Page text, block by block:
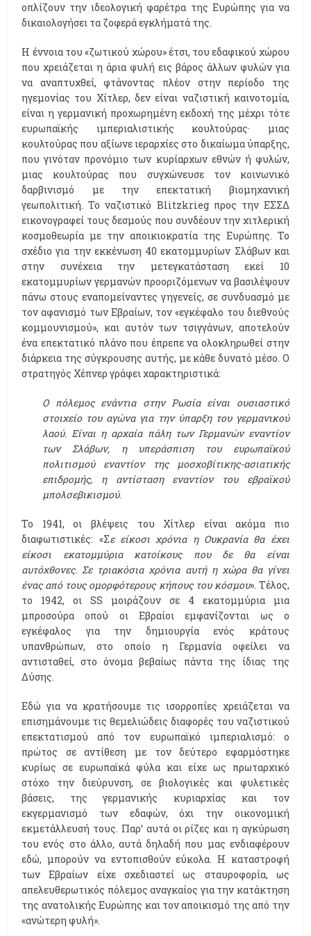
οπλίζουν την ιδεολογική φαρέτρα της Ευρώπης για να
δικαιολογήσει τα ζοφερά εγκλήματά της.
Η έννοια του «ζωτικού χώρου» έτσι, του εδαφικού χώρου
που χρειάζεται η άρια φυλή εις βάρος άλλων φυλών για
να αναπτυχθεί, φτάνοντας πλέον στην περίοδο της
ηγεμονίας του Χίτλερ, δεν είναι ναζιστική καινοτομία,
είναι η γερμανική προχωρημένη εκδοχή της μέχρι τότε
ευρωπαϊκής ιμπεριαλιστικής κουλτούρας· μιας
κουλτούρας που αξίωνε ιεραρχίες στο δικαίωμα ύπαρξης,
που γινόταν προνόμιο των κυρίαρχων εθνών ή φυλών,
μιας κουλτούρας που συγχώνευσε τoν κοινωνικό
δαρβινισμό με την επεκτατική βιομηχανική
γεωπολιτική. Το ναζιστικό Blitzkrieg προς την ΕΣΣΔ
εικονογραφεί τους δεσμούς που συνδέουν την χιτλερική
κοσμοθεωρία με την αποικιοκρατία της Ευρώπης. Το
σχέδιο για την εκκένωση 40 εκατομμυρίων Σλάβων και
στην συνέχεια την μετεγκατάσταση εκεί 10
εκατομμυρίων γερμανών προοριζόμενων να βασιλέψουν
πάνω στους εναπομείναντες γηγενείς, σε συνδυασμό με
τον αφανισμό των Εβραίων, τον «εγκέφαλο του διεθνούς
κομμουνισμού», και αυτόν των τσιγγάνων, αποτελούν
ένα επεκτατικό πλάνο που έπρεπε να ολοκληρωθεί στην
διάρκεια της σύγκρουσης αυτής, με κάθε δυνατό μέσο. Ο
στρατηγός Χέπνερ γράφει χαρακτηριστικά:
Ο πόλεμος ενάντια στην Ρωσία είναι ουσιαστικό
στοιχείο του αγώνα για την ύπαρξη του γερμανικού
λαού. Είναι η αρχαία πάλη των Γερμανών εναντίον
των Σλάβων, η υπεράσπιση του ευρωπαϊκού
πολιτισμού εναντίον της μοσχοβίτικης-ασιατικής
επιδρομής, η αντίσταση εναντίον του εβραϊκού
μπολσεβικισμού.
Το 1941, οι βλέψεις του Χίτλερ είναι ακόμα πιο
διαφωτιστικές: «Σε είκοσι χρόνια η Ουκρανία θα έχει
είκοσι εκατομμύρια κατοίκους που δε θα είναι
αυτόχθονες. Σε τριακόσια χρόνια αυτή η χώρα θα γίνει
ένας από τους ομορφότερους κήπους του κόσμου». Τέλος,
το 1942, οι SS μοιράζουν σε 4 εκατομμύρια μια
μπροσούρα οπού οι Εβραίοι εμφανίζονται ως ο
εγκέφαλος για την δημιουργία ενός κράτους
υπανθρώπων, στο οποίο η Γερμανία οφείλει να
αντισταθεί, στο όνομα βεβαίως πάντα της ίδιας της
Δύσης.
Εδώ για να κρατήσουμε τις ισορροπίες χρειάζεται να
επισημάνουμε τις θεμελιώδεις διαφορές του ναζιστικού
επεκτατισμού από τον ευρωπαϊκό ιμπεριαλισμό: ο
πρώτος σε αντίθεση με τον δεύτερο εφαρμόστηκε
κυρίως σε ευρωπαϊκά φύλα και είχε ως πρωταρχικό
στόχο την διεύρυνση, σε βιολογικές και φυλετικές
βάσεις, της γερμανικής κυριαρχίας και τον
εκγερμανισμό των εδαφών, όχι την οικονομική
εκμετάλλευσή τους. Παρ’ αυτά οι ρίζες και η αγκύρωση
του ενός στο άλλο,αυτά δηλαδή που μας ενδιαφέρουν
εδώ, μπορούν να εντοπισθούν εύκολα. Η καταστροφή
των Εβραίων είχε σχεδιαστεί ως σταυροφορία, ως
απελευθερωτικός πόλεμος αναγκαίος για την κατάκτηση
της ανατολικής Ευρώπης και τον αποικισμό της από την
«ανώτερη φυλή».